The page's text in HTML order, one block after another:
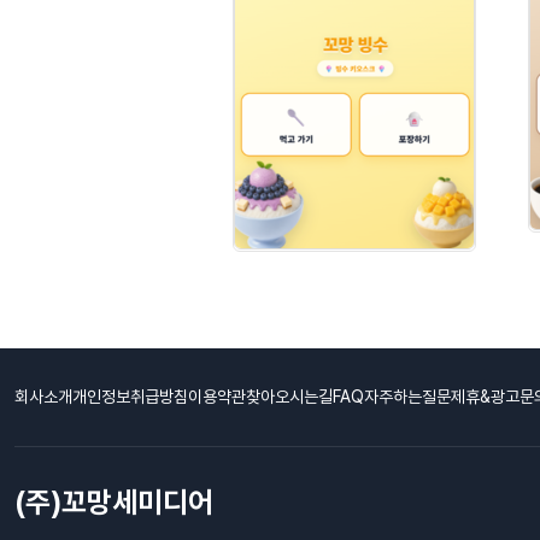
회사소개개인정보취급방침이용약관찾아오시는길FAQ자주하는질문제휴&광고문
(주)꼬망세미디어